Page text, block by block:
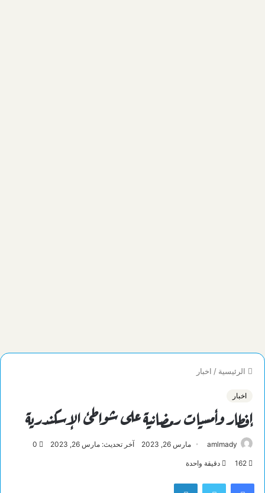
الرئيسية / اخبار
اخبار
إفطار وأمسيات رمضانية على شواطئ الإسكندرية
amlmady مارس 26, 2023 آخر تحديث: مارس 26, 2023 0
162 دقيقة واحدة
فيسبوك تويتر لينكدإن